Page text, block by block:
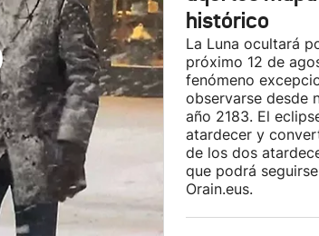
histórico
La Luna ocultará
próximo 12 de
fenómeno
observarse desde
año 2183. El
atardecer y
de los dos
que podrá
Orain.eus.